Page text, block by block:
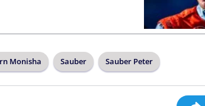
Monisha Sauber Sauber Peter